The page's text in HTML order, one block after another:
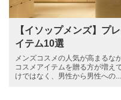
【イソップメンズ】プ
イテム10選
メンズコスメの人気が高まるな
コスメアイテムを贈る方が増え
けではなく、男性から男性への...